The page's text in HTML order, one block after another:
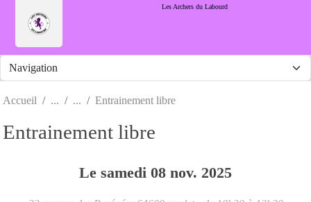
Les Archers du Labourd
Accueil Entrainement libre
Entrainement libre
Le samedi 08 nov. 2025